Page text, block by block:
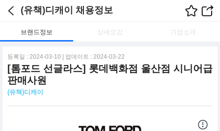
(유책)디캐이 채용정보
브랜드정보 상세요강 기업소개
등록일 : 2024-03-10 | 업데이트 : 2024-03-22
[톰포드 선글라스] 롯데백화점 울산점 시니어급
판매사원
(유책)디캐이